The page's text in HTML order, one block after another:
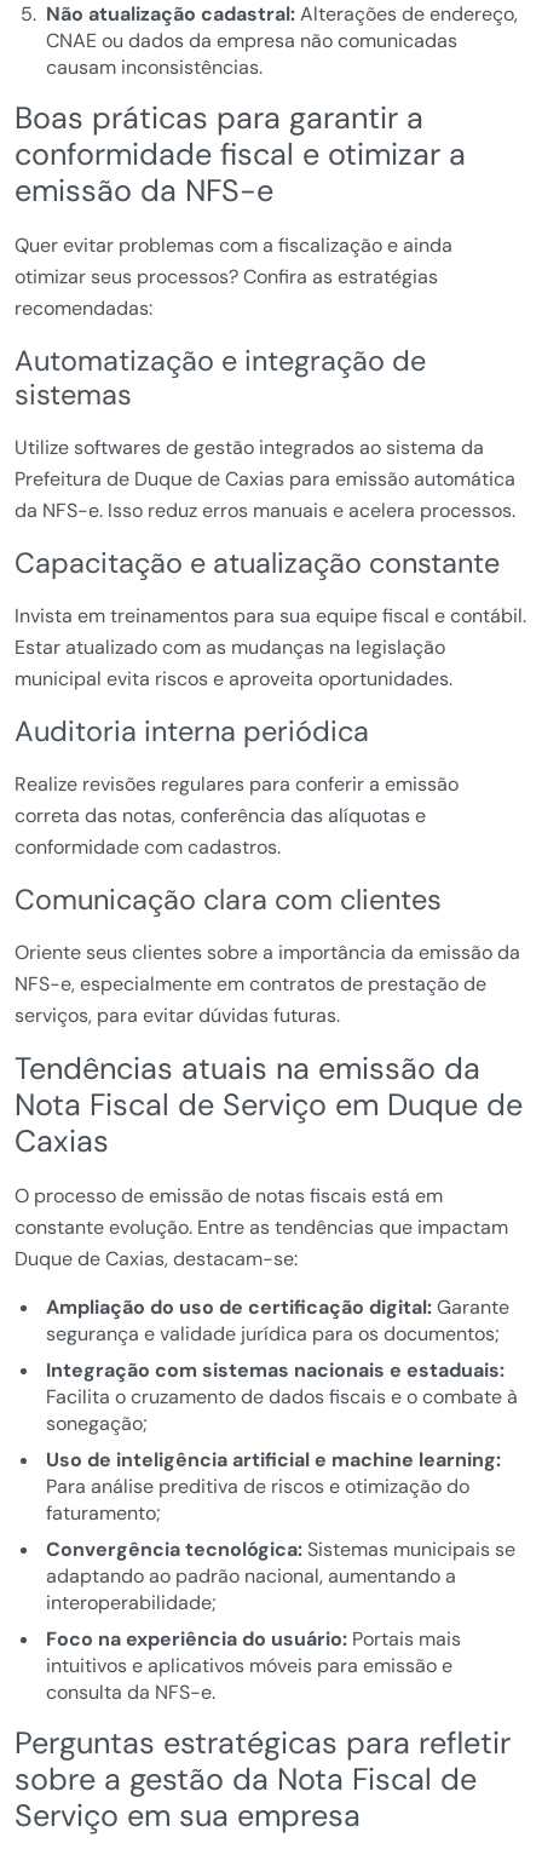
Não atualização cadastral:Alterações de endereço,
CNAE ou dados da empresa não comunicadas
causam inconsistências.
Boas práticas para garantir a
conformidade fiscal e otimizar a
emissão da NFS-e
Quer evitar problemas com a fiscalização e ainda
otimizar seus processos? Confira as estratégias
recomendadas:
Automatização e integração de
sistemas
Utilize softwares de gestão integrados ao sistema da
Prefeitura de Duque de Caxias para emissão automática
da NFS-e. Isso reduz erros manuais e acelera processos.
Capacitação e atualização constante
Invista em treinamentos para sua equipe fiscal e contábil.
Estar atualizado com as mudanças na legislação
municipal evita riscos e aproveita oportunidades.
Auditoria interna periódica
Realize revisões regulares para conferir a emissão
correta das notas, conferência das alíquotas e
conformidade com cadastros.
Comunicação clara com clientes
Oriente seus clientes sobre a importância da emissão da
NFS-e, especialmente em contratos de prestação de
serviços, para evitar dúvidas futuras.
Tendências atuais na emissão da
Nota Fiscal de Serviço em Duque de
Caxias
O processo de emissão de notas fiscais está em
constante evolução. Entre as tendências que impactam
Duque de Caxias, destacam-se:
Ampliação do uso de certificação digital:Garante
segurança e validade jurídica para os documentos;
Integração com sistemas nacionais e estaduais:
Facilita o cruzamento de dados fiscais e o combate à
sonegação;
Uso de inteligência artificial e machine learning:
Para análise preditiva de riscos e otimização do
faturamento;
Convergência tecnológica:Sistemas municipais se
adaptando ao padrão nacional, aumentando a
interoperabilidade;
Foco na experiência do usuário:Portais mais
intuitivos e aplicativos móveis para emissão e
consulta da NFS-e.
Perguntas estratégicas para refletir
sobre a gestão da Nota Fiscal de
Serviço em sua empresa